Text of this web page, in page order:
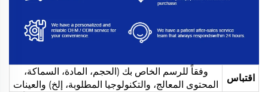
اقتباس
وفقاً للرسم الخاص بك (الحجم، المادة، السماكة،
المحتوى المعالج، والتكنولوجيا المطلوبة، إلخ) والعينات